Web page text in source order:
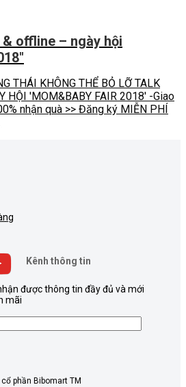
offline – ngày hội
THÁI KHÔNG THỂ BỎ LỠ TALK
HỘI 'MOM&BABY FAIR 2018' -Giao
nhận quà >> Đăng ký MIỄN PHÍ
Kênh thông tin
được thông tin đầy đủ và mới
mãi
phần Bibomart TM